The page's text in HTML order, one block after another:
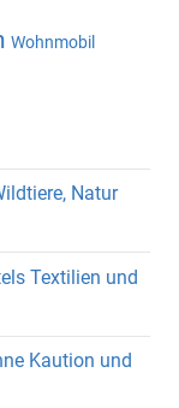
Wohnmobil
Natur
Textilien und
Kaution und